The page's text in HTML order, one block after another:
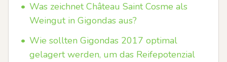
• Was zeichnet Château Saint Cosme als
Weingut in Gigondas aus?
• Wie sollten Gigondas 2017 optimal
gelagert werden, um das Reifepotenzial